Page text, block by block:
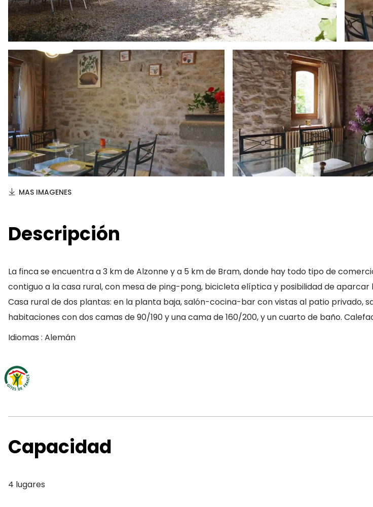
MAS IMAGENES
Descripción
La finca se encuentra a 3 km de Alzonne y a 5 km de Bram, donde hay todo tipo de
contiguo a la casa rural, con mesa de ping-pong, bicicleta elíptica y posibilidad de aparcar
Casa rural de dos plantas: en la planta baja, salón-cocina-bar con vistas al patio privado,
habitaciones con dos camas de 90/190 y una cama de 160/200, y un cuarto de baño.
Idiomas : Alemán
Capacidad
4 lugares